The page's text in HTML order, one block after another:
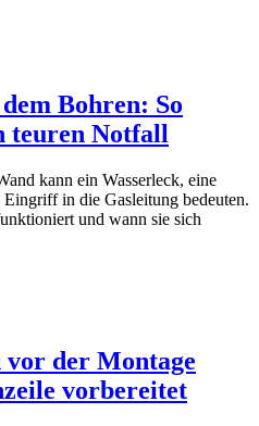
Bohren: So
teuren Notfall
kann ein Wasserleck, eine
in die Gasleitung bedeuten.
und wann sie sich
der Montage
vorbereitet